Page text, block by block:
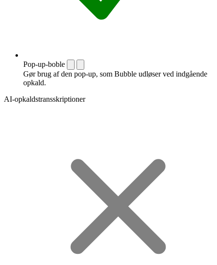
Pop-up-boble
Gør brug af den pop-up, som Bubble udløser ved indgående
opkald.
AI-opkaldstransskriptioner